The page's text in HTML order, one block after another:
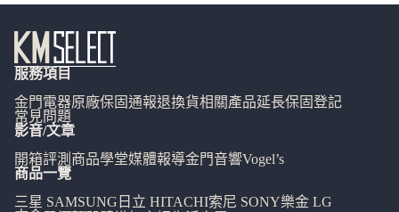
服務項目
金門電器原廠保固通報退換貨相關產品延長保固登記
常見問題
影音/文章
開箱評測 商品學堂媒體報導金門音響Vogel’s
商品一覽
三星 SAMSUNG 日立 HITACHI索尼 SONY樂金 LG